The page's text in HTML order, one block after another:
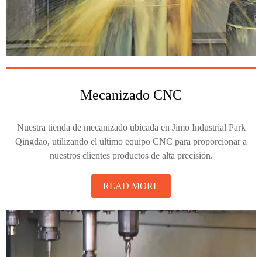
Mecanizado CNC
Nuestra tienda de mecanizado ubicada en Jimo Industrial Park
Qingdao, utilizando el último equipo CNC para proporcionar a
nuestros clientes productos de alta precisión.
READ MORE